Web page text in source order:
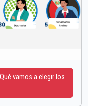
vamos a elegir los